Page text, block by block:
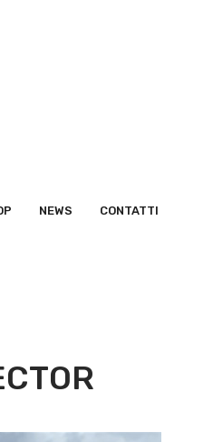
NEWS CONTATTI